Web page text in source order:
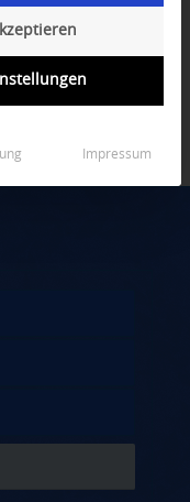
Impressum